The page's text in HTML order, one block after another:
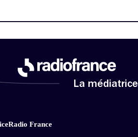
La médiatrice
Radio France